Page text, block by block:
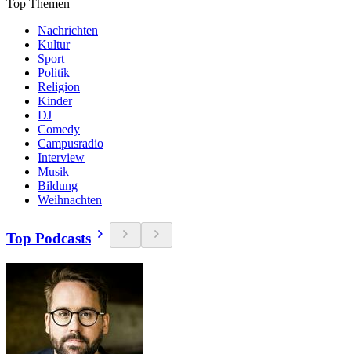
Top Themen
Nachrichten
Kultur
Sport
Politik
Religion
Kinder
DJ
Comedy
Campusradio
Interview
Musik
Bildung
Weihnachten
Top Podcasts